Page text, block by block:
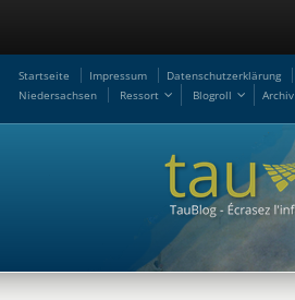
Startseite Impressum Datenschutzerklärung
Niedersachsen
Ressort Blogroll Archiv